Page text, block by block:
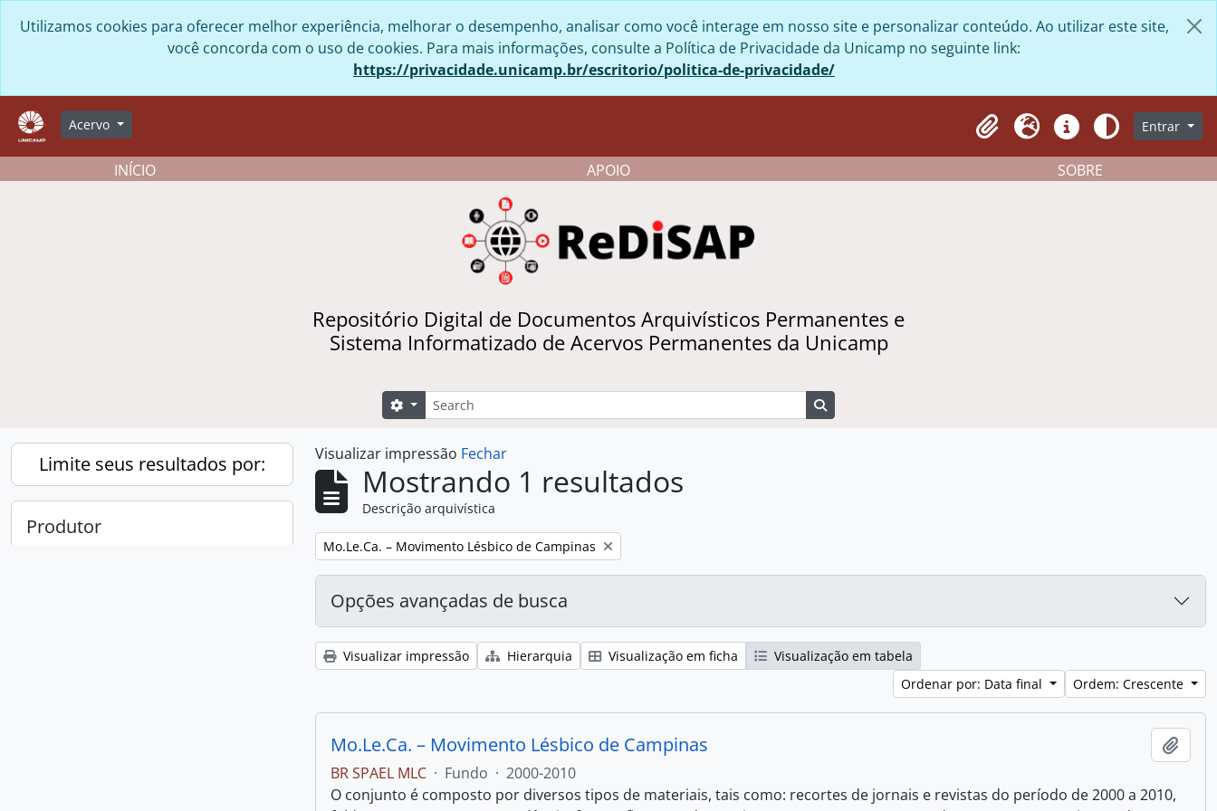
Utilizamos cookies para oferecer melhor experiência, melhorar o desempenho, analisar como você interage em nosso site e personalizar conteúdo. Ao utilizar este site,
você concorda com o uso de cookies. Para mais informações, consulte a Política de Privacidade da Unicamp no seguinte link:
https://privacidade.unicamp.br/escritorio/politica-de-privacidade/
Acervo
Clipboard
Idioma AtalhosAparênciaEntrar
INÍCIO APOIO SOBRE
Repositório Digital de Documentos Arquivísticos Permanentes e
Sistema Informatizado de Acervos Permanentes da Unicamp
Buscar
Opções de busca
Limite seus resultados por:
Produtor
Visualizar impressão Fechar
Mostrando 1 resultados
Descrição arquivística
Remover filtro:
Mo.Le.Ca. – Movimento Lésbico de Campinas
Opções avançadas de busca
Visualizar impressão Hierarquia Visualização em ficha
Visualização em tabela
Ordenar por: Data final
Ordem: Crescente
Mo.Le.Ca. – Movimento Lésbico de Campinas
BR SPAEL MLC · Fundo · 2000-2010
O conjunto é composto por diversos tipos de materiais, tais como: recortes de jornais e revistas do período de 2000 a 2010,